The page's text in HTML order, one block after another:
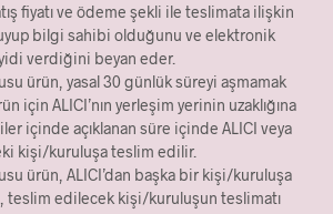
fiyatı ve ödeme şekli ile teslimata ilişkin
bilgi sahibi olduğunu ve elektronik
verdiğini beyan eder.
ürün, yasal 30 günlük süreyi aşmamak
için ALICI’nın yerleşim yerinin uzaklığına
içinde açıklanan süre içinde ALICI veya
kişi/kuruluşa teslim edilir.
ürün, ALICI’dan başka bir kişi/kuruluşa
teslim edilecek kişi/kuruluşun teslimatı